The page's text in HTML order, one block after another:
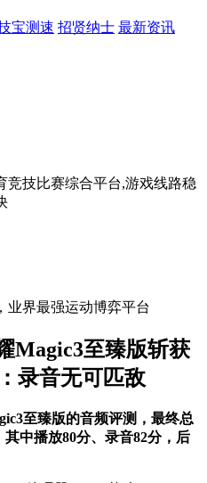
宝测速 招贤纳士 最新资讯
竞技比赛综合平台,游戏线路稳
业界最强运动博弈平台
Magic3至臻版斩获
录音无可匹敌
至臻版的音频评测，最终总
中播放80分、录音82分，后